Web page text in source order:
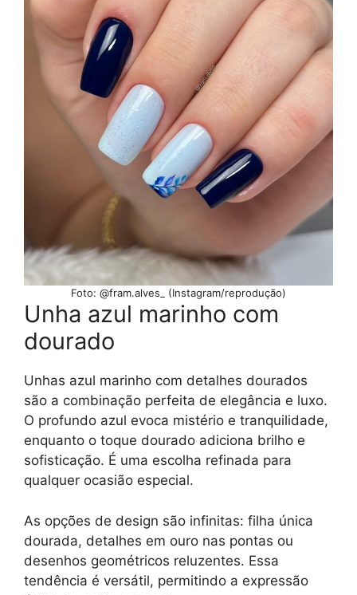
Foto: @fram.alves_ (Instagram/reprodução)
Unha azul marinho com
dourado
Unhas azul marinho com detalhes dourados
são a combinação perfeita de elegância e luxo.
O profundo azul evoca mistério e tranquilidade,
enquanto o toque dourado adiciona brilho e
sofisticação. É uma escolha refinada para
qualquer ocasião especial.
As opções de design são infinitas: filha única
dourada, detalhes em ouro nas pontas ou
desenhos geométricos reluzentes. Essa
tendência é versátil, permitindo a expressão